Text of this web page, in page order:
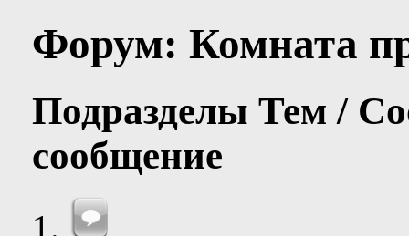
Форум: Комната
Подразделы Тем /
сообщение